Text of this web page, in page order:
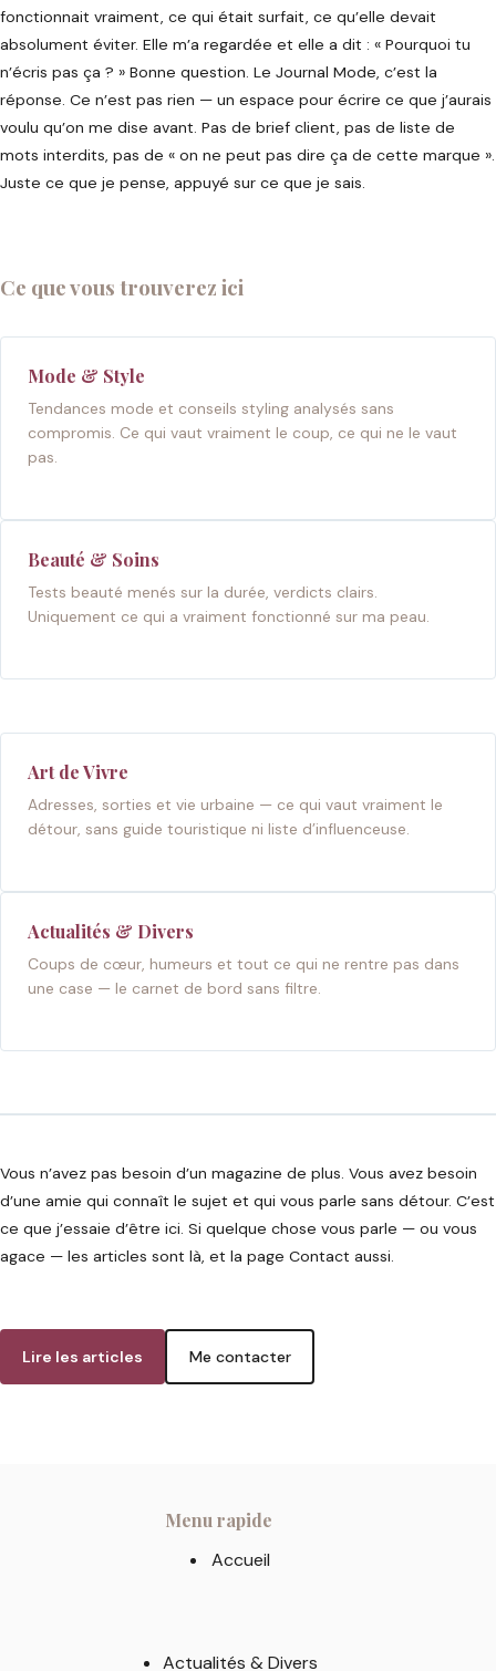
fonctionnait vraiment, ce qui était surfait, ce qu’elle devait
absolument éviter. Elle m’a regardée et elle a dit : « Pourquoi tu
n’écris pas ça ? » Bonne question. Le Journal Mode, c’est la
réponse. Ce n’est pas rien — un espace pour écrire ce que j’aurais
voulu qu’on me dise avant. Pas de brief client, pas de liste de
mots interdits, pas de « on ne peut pas dire ça de cette marque ».
Juste ce que je pense, appuyé sur ce que je sais.
Ce que vous trouverez ici
Mode & Style
Tendances mode et conseils styling analysés sans
compromis. Ce qui vaut vraiment le coup, ce qui ne le vaut
pas.
Beauté & Soins
Tests beauté menés sur la durée, verdicts clairs.
Uniquement ce qui a vraiment fonctionné sur ma peau.
Art de Vivre
Adresses, sorties et vie urbaine — ce qui vaut vraiment le
détour, sans guide touristique ni liste d’influenceuse.
Actualités & Divers
Coups de cœur, humeurs et tout ce qui ne rentre pas dans
une case — le carnet de bord sans filtre.
Vous n’avez pas besoin d’un magazine de plus. Vous avez besoin
d’une amie qui connaît le sujet et qui vous parle sans détour. C’est
ce que j’essaie d’être ici. Si quelque chose vous parle — ou vous
agace — les articles sont là, et la page Contact aussi.
Lire les articles Me contacter
Menu rapide
Accueil
Actualités & Divers